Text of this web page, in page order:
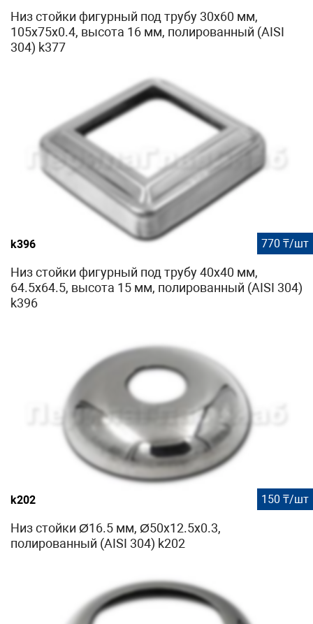
Низ стойки фигурный под трубу 30х60 мм,
105х75х0.4, высота 16 мм, полированный (AISI
304) k377
k396 770 ₸/шт
Низ стойки фигурный под трубу 40х40 мм,
64.5х64.5, высота 15 мм, полированный (AISI 304)
k396
k202 150 ₸/шт
Низ стойки Ø16.5 мм, Ø50х12.5х0.3,
полированный (AISI 304) k202